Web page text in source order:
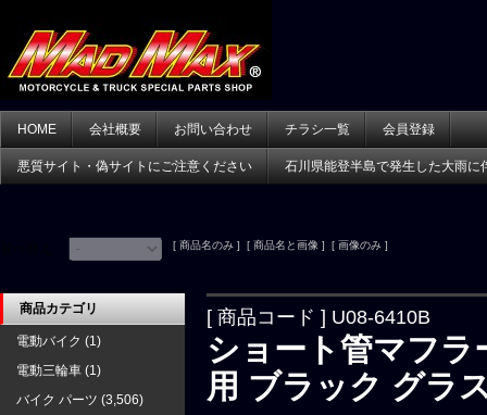
HOME 会社概要 お問い合わせ チラシ一覧 会員登録
悪質サイト・偽サイトにご注意ください 石川県能登半島で発生した大雨に
[ 商品名のみ ] [ 商品名と画像 ] [ 画像のみ ]
[ 商品コード ] U08-6410B
ショート管マフ
用 ブラック グラ
商品カテゴリ
電動バイク (1)
電動三輪車 (1)
バイク パーツ (3,506)